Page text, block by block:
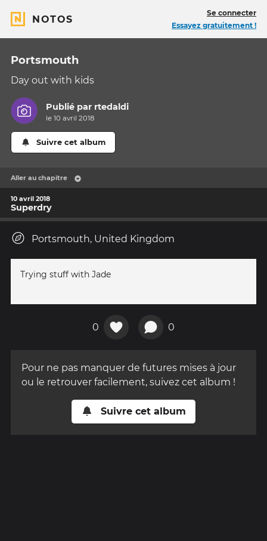
NOTOS
Se connecter
Essayez gratuitement !
Portsmouth
Day out with kids
Publié par rtedaldi
le 10 avril 2018
Suivre cet album
Aller au chapitre
10 avril 2018
Superdry
Portsmouth, United Kingdom
Trying stuff with Jade
0 0
Pour ne pas manquer de futures mises à jour
ou le retrouver facilement, suivez cet album !
Suivre cet album